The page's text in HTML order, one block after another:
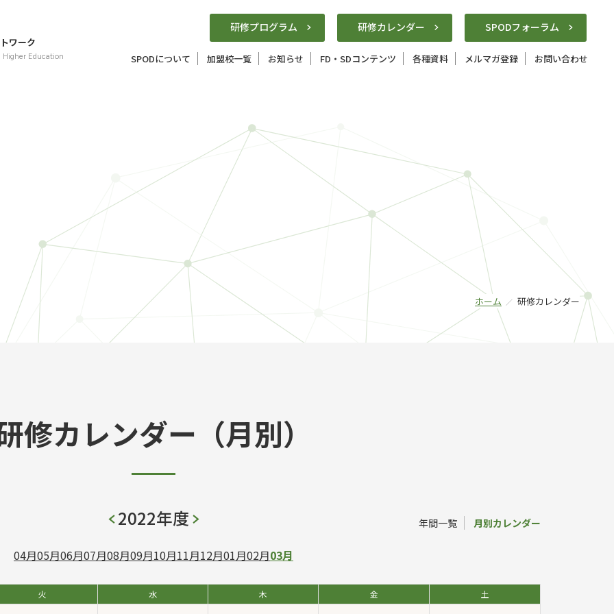
ワーク
Education SPODについて 加盟校一覧 お知らせ FD・SDコンテンツ 各種資料 メルマガ登録 お問い合わせ
研修プログラム 研修カレンダー SPODフォーラム
ホーム 研修カレンダー
修カレンダー（月別）
年間一覧 月別カレンダー
2022年度
04月05月06月07月08月09月10月11月12月01月02月03月
火 水 木 金 土